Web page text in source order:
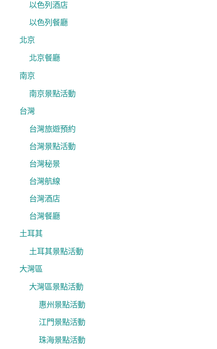
以色列酒店
以色列餐廳
北京
北京餐廳
南京
南京景點活動
台灣
台灣旅遊預約
台灣景點活動
台灣秘景
台灣航線
台灣酒店
台灣餐廳
土耳其
土耳其景點活動
大灣區
大灣區景點活動
惠州景點活動
江門景點活動
珠海景點活動